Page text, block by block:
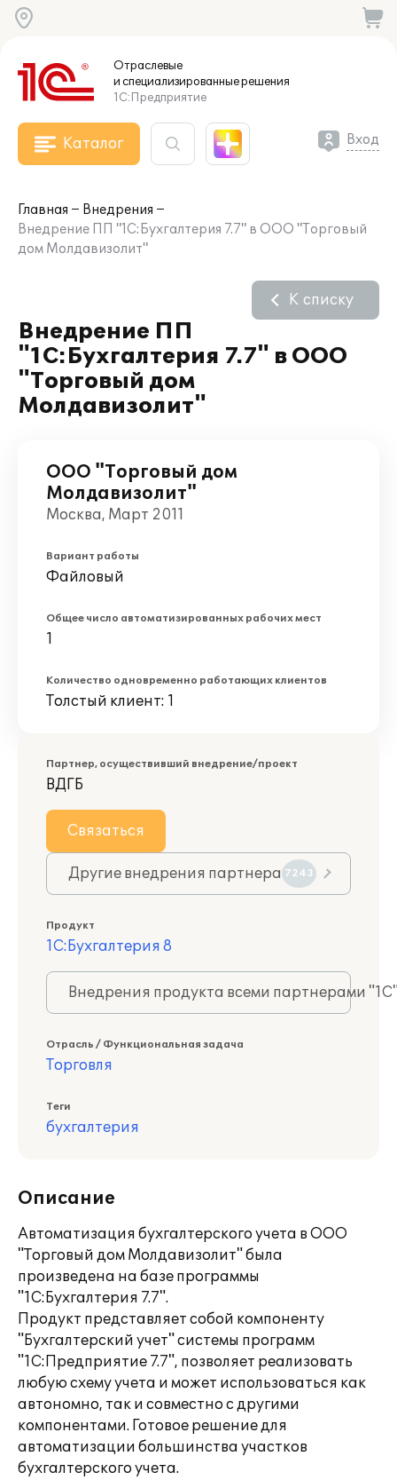
Отраслевые
и специализированныерешения
1С:Предприятие
Каталог Вход
Главная
Внедрения
Внедрение ПП "1С:Бухгалтерия 7.7" в ООО "Торговый
дом Молдавизолит"
Внедрение ПП
"1С:Бухгалтерия 7.7" в ООО
"Торговый дом
Молдавизолит"
К списку
ООО "Торговый дом
Молдавизолит"
Москва, Март 2011
Вариант работы
Файловый
Общее число автоматизированных рабочих мест
1
Количество одновременно работающих клиентов
Толстый клиент: 1
Партнер, осуществивший внедрение/проект
ВДГБ
Связаться
Другие внедрения партнера 7243
Продукт
1С:Бухгалтерия 8
Внедрения продукта всеми партнерами
Отрасль / Функциональная задача
Торговля
Теги
бухгалтерия
Описание
Автоматизация бухгалтерского учета в ООО
"Торговый дом Молдавизолит" была
произведена на базе программы
"1С:Бухгалтерия 7.7".
Продукт представляет собой компоненту
"Бухгалтерский учет" системы программ
"1С:Предприятие 7.7", позволяет реализовать
любую схему учета и может использоваться как
автономно, так и совместно с другими
компонентами. Готовое решение для
автоматизации большинства участков
бухгалтерского учета.